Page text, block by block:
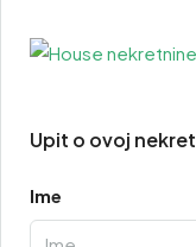
Upit o ovoj
Ime